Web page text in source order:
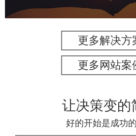
更多解决方
更多网站案
让决策变的
好的开始是成功